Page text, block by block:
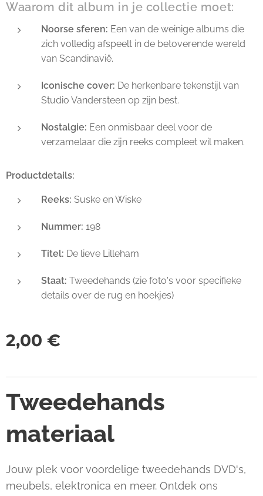
Waarom dit album in je collectie moet:
Noorse sferen: Een van de weinige albums die
zich volledig afspeelt in de betoverende wereld
van Scandinavië.
Iconische cover: De herkenbare tekenstijl van
Studio Vandersteen op zijn best.
Nostalgie: Een onmisbaar deel voor de
verzamelaar die zijn reeks compleet wil maken.
Productdetails:
Reeks: Suske en Wiske
Nummer: 198
Titel: De lieve Lilleham
Staat: Tweedehands (zie foto's voor specifieke
details over de rug en hoekjes)
2,00 €
Tweedehands
materiaal
Jouw plek voor voordelige tweedehands DVD's,
meubels, elektronica en meer. Ontdek ons